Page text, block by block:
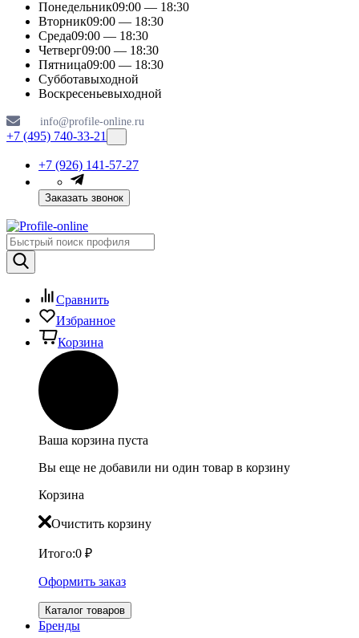
Понедельник09:00 — 18:30
Вторник09:00 — 18:30
Среда09:00 — 18:30
Четверг09:00 — 18:30
Пятница09:00 — 18:30
Субботавыходной
Воскресеньевыходной
info@profile-online.ru
+7 (495) 740-33-21
+7 (926) 141-57-27
Заказать звонок
Сравнить
Избранное
Корзина
Ваша корзина пуста
Вы еще не добавили ни один товар в корзину
Корзина
Очистить корзину
Итого:0 ₽
Оформить заказ
Каталог товаров
Бренды